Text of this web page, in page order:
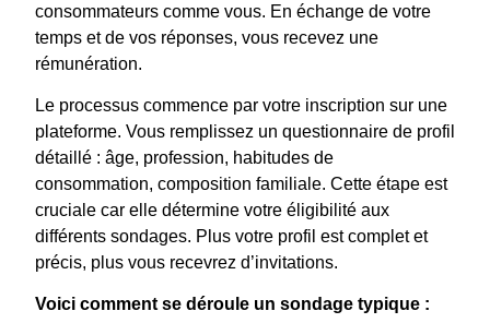
consommateurs comme vous. En échange de votre
temps et de vos réponses, vous recevez une
rémunération.
Le processus commence par votre inscription sur une
plateforme. Vous remplissez un questionnaire de profil
détaillé : âge, profession, habitudes de
consommation, composition familiale. Cette étape est
cruciale car elle détermine votre éligibilité aux
différents sondages. Plus votre profil est complet et
précis, plus vous recevrez d’invitations.
Voici comment se déroule un sondage typique :